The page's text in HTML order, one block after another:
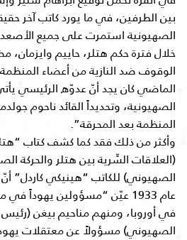
بين الطرفين، في ما يورد كاتب آخر
الصهيونية استمرت على جميع
خلال فترة حكم هتلر، حاييم
الوقوف ضد النازية من أعضاء المنظمة
الماضي كان يجد أنّ عدوّه الرئيسي
الصهيونية، وتحديداً القائد ناحوم
المنظمة بعد المحرقة”.
وأكثر من ذلك فقد كما كشف كتاب
(العلاقات السِّرية بين هتلر والحركة
الصهيوني) للكاتب “هينيكي كاردل”
عام 1933 عيّن “مسؤولين يهوداً
في أوروبا، ومنهم مناحيم بيغن (رئيس
الصهيوني) مسؤولاً عن معتقلات يهود